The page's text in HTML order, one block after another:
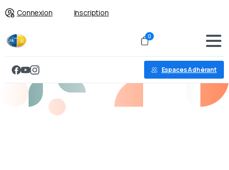
Connexion Inscription
0
Espaces Adhérant